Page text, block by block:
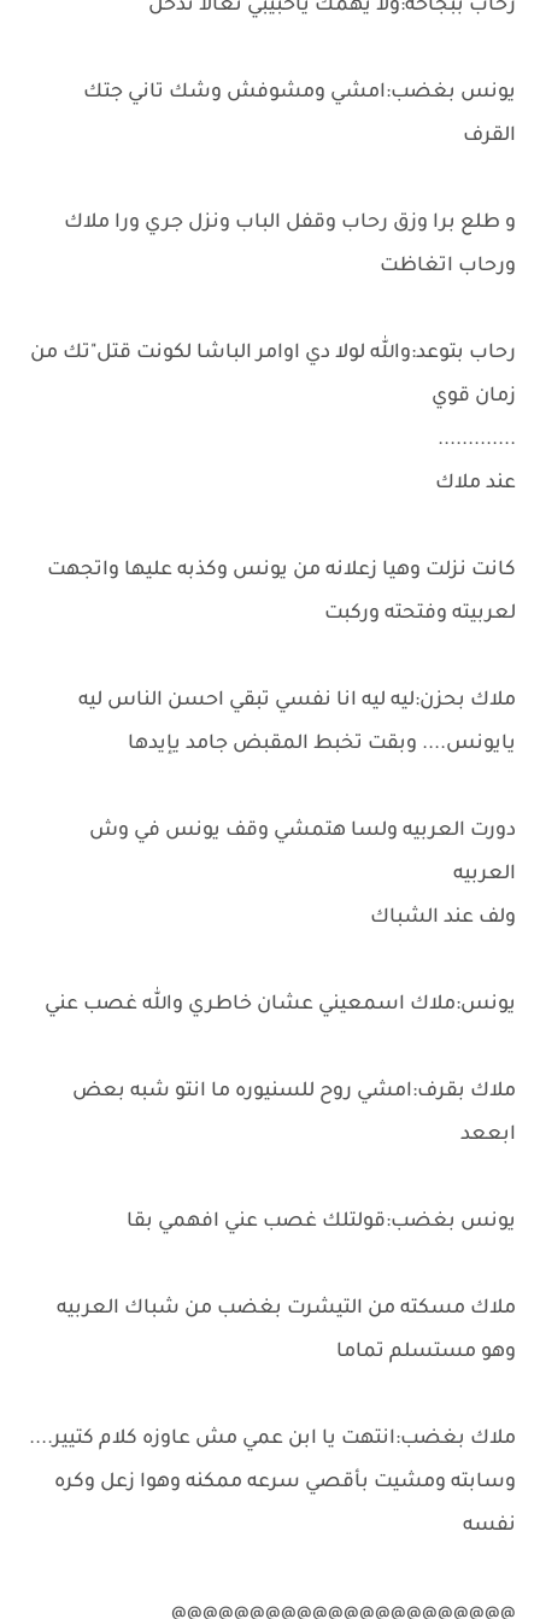
رحاب ببجاحه:ولا يهمك ياحبيبي تعالا ندخل
يونس بغضب:امشي ومشوفش وشك تاني جتك
القرف
و طلع برا وزق رحاب وقفل الباب ونزل جري ورا ملاك
ورحاب اتغاظت
رحاب بتوعد:والله لولا دي اوامر الباشا لكونت قتل"تك من
زمان قوي
.............
عند ملاك
كانت نزلت وهيا زعلانه من يونس وكذبه عليها واتجهت
لعربيته وفتحته وركبت
ملاك بحزن:ليه ليه انا نفسي تبقي احسن الناس ليه
يايونس.... وبقت تخبط المقبض جامد يإيدها
دورت العربيه ولسا هتمشي وقف يونس في وش
العربيه
ولف عند الشباك
يونس:ملاك اسمعيني عشان خاطري والله غصب عني
ملاك بقرف:امشي روح للسنيوره ما انتو شبه بعض
ابععد
يونس بغضب:قولتلك غصب عني افهمي بقا
ملاك مسكته من التيشرت بغضب من شباك العربيه
وهو مستسلم تماما
ملاك بغضب:انتهت يا ابن عمي مش عاوزه كلام كتيير....
وسابته ومشيت بأقصي سرعه ممكنه وهوا زعل وكره
نفسه
@@@@@@@@@@@@@@@@@@@@@@